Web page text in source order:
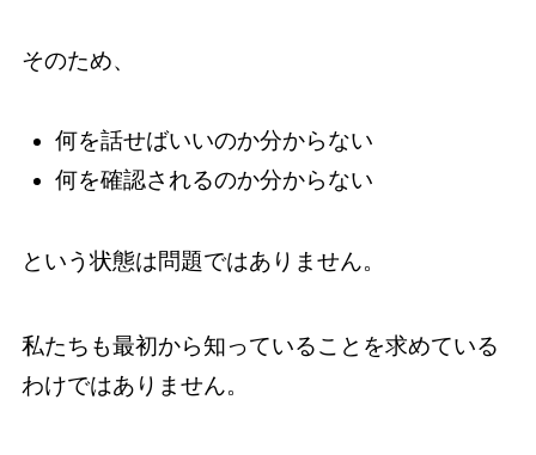
そのため、
何を話せばいいのか分からない
何を確認されるのか分からない
という状態は問題ではありません。
私たちも最初から知っていることを求めている
わけではありません。